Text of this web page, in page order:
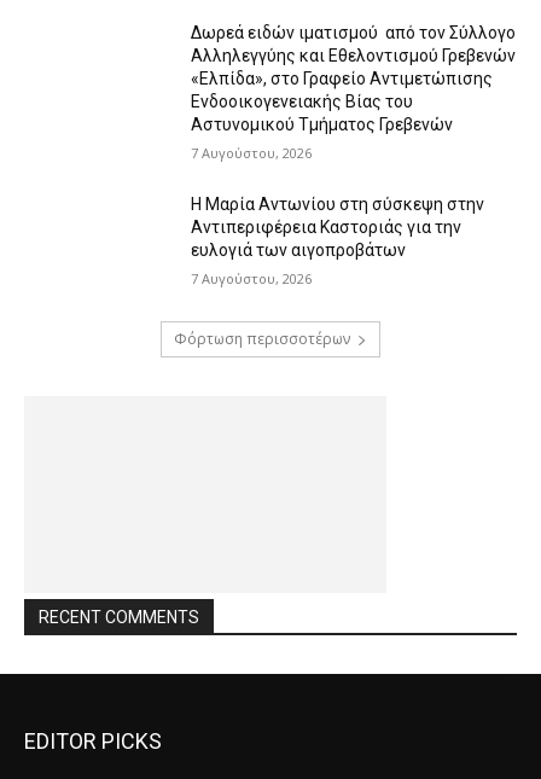
Δωρεά ειδών ιματισμού από τον Σύλλογο
Αλληλεγγύης και Εθελοντισμού Γρεβενών
«Ελπίδα», στο Γραφείο Αντιμετώπισης
Ενδοοικογενειακής Βίας του
Αστυνομικού Τμήματος Γρεβενών
7 Αυγούστου, 2026
Η Μαρία Αντωνίου στη σύσκεψη στην
Αντιπεριφέρεια Καστοριάς για την
ευλογιά των αιγοπροβάτων
7 Αυγούστου, 2026
Φόρτωση περισσοτέρων
RECENT COMMENTS
EDITOR PICKS